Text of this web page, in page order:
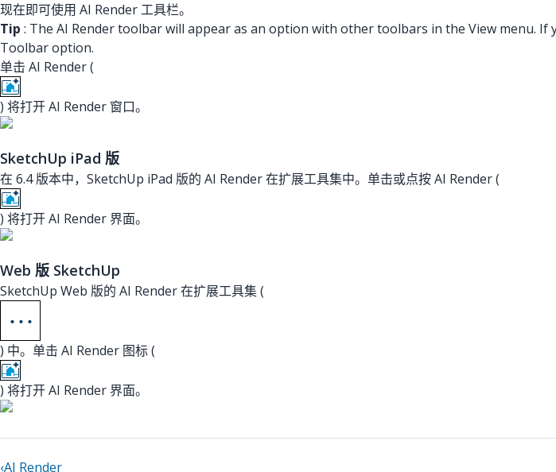
现在即可使用 AI Render 工具栏。
Tip : The AI Render toolbar will appear as an option with other toolbars in the View menu.
Toolbar option.
单击 AI Render (
) 将打开 AI Render 窗口。
SketchUp iPad 版
在 6.4 版本中，SketchUp iPad 版的 AI Render 在扩展工具集中。单击或点按 AI Render (
) 将打开 AI Render 界面。
Web 版 SketchUp
SketchUp Web 版的 AI Render 在扩展工具集 (
) 中。单击 AI Render 图标 (
) 将打开 AI Render 界面。
‹AI Render